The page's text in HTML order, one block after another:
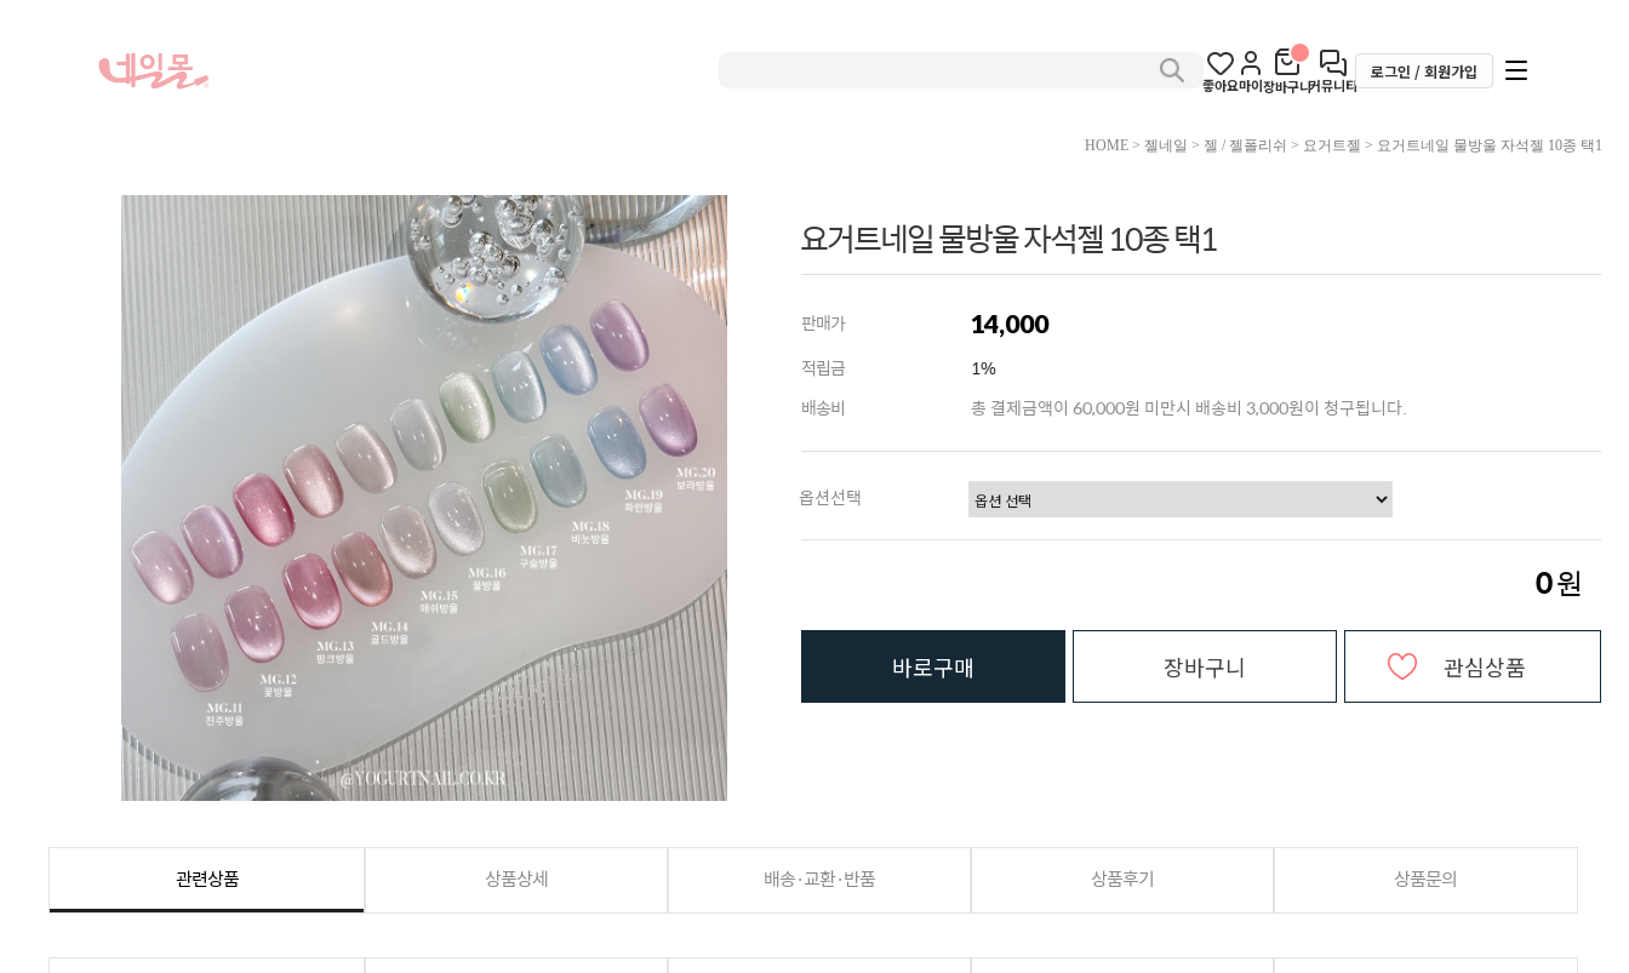
좋아요마이장바구니커뮤니티
로그인 / 회원가입
HOME> 젤네일 > 젤 / 젤폴리쉬 > 요거트젤 > 요거트네일 물방울 자석젤 10종 택1
요거트네일 물방울 자석젤 10종 택1
판매가 14,000
적립금
1%
배송비
총 결제금액이 60,000원 미만시 배송비 3,000원이 청구됩니다.
옵션선택
0원
바로구매 장바구니 관심상품
관련상품 상품상세 배송·교환·반품 상품후기 상품문의